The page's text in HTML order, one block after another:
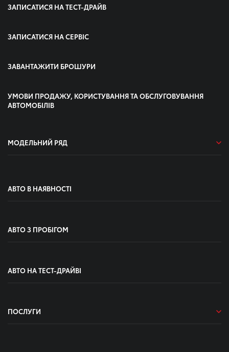
ЗАПИСАТИСЯ НА ТЕСТ-ДРАЙВ
ЗАПИСАТИСЯ НА СЕРВІС
ЗАВАНТАЖИТИ БРОШУРИ
УМОВИ ПРОДАЖУ, КОРИСТУВАННЯ ТА ОБСЛУГОВУВАННЯ
АВТОМОБІЛІВ
МОДЕЛЬНИЙ РЯД
АВТО В НАЯВНОСТІ
АВТО З ПРОБІГОМ
АВТО НА ТЕСТ-ДРАЙВІ
ПОСЛУГИ